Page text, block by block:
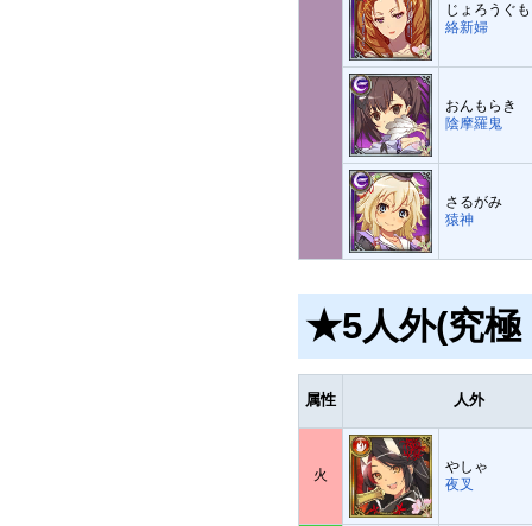
じょろうぐも
絡新婦
おんもらき
陰摩羅鬼
さるがみ
猿神
★5人外(究
属性 人外
火
やしゃ
夜叉